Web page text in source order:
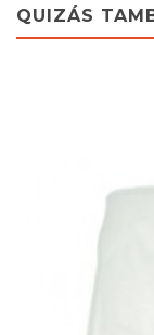
QUIZÁS